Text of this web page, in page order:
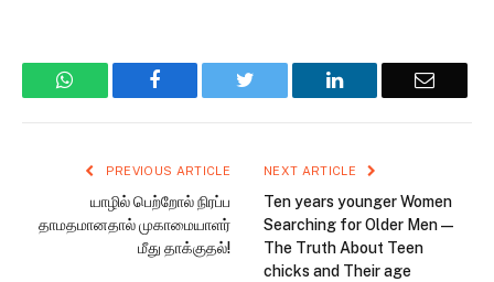
WhatsAppFacebook Twitter LinkedIn Email
PREVIOUS ARTICLE
யாழில் பெற்றோல் நிரப்ப
தாமதமானதால் முகாமையாளர்
மீது தாக்குதல்!
NEXT ARTICLE
Ten years younger Women
Searching for Older Men —
The Truth About Teen
chicks and Their age